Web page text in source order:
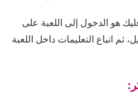
هو الدخول إلى اللعبة على
ثم اتباع التعليمات داخل اللعبة